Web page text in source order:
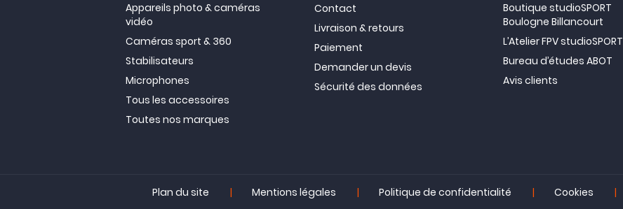
Appareils photo & caméras
vidéo
Caméras sport & 360
Stabilisateurs
Microphones
Tous les accessoires
Toutes nos marques
Contact
Livraison & retours
Paiement
Demander un devis
Sécurité des données
Boutique studioSPORT
Boulogne Billancourt
L’Atelier FPV studioSPORT
Bureau d’études ABOT
Avis clients
Plan du site | Mentions légales | Politique de confidentialité | Cookies |